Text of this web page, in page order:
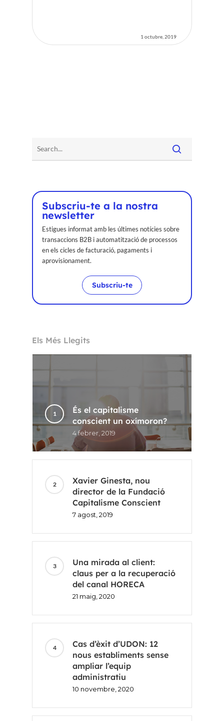
1 octubre, 2019
Subscriu-te a la nostra
newsletter
Estigues informat amb les últimes notícies sobre
transaccions B2B i automatització de processos
en els cicles de facturació, pagaments i
aprovisionament.
Subscriu-te
Els Més Llegits
És el capitalisme
conscient un oxímoron?
4 febrer, 2019
Xavier Ginesta, nou
director de la Fundació
Capitalisme Conscient
7 agost, 2019
Una mirada al client:
claus per a la recuperació
del canal HORECA
21 maig, 2020
Cas d’èxit d’UDON: 12
nous establiments sense
ampliar l’equip
administratiu
10 novembre, 2020
Inici